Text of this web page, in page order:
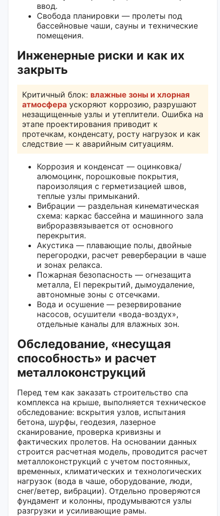
ввод.
Свобода планировки — пролеты под
бассейновые чаши, сауны и технические
помещения.
Инженерные риски и как их
закрыть
Критичный блок: влажные зоны и хлорная
атмосфера ускоряют коррозию, разрушают
незащищенные узлы и утеплители. Ошибка на
этапе проектирования приводит к
протечкам, конденсату, росту нагрузок и как
следствие — к аварийным ситуациям.
Коррозия и конденсат — оцинковка/
алюмоцинк, порошковые покрытия,
пароизоляция с герметизацией швов,
теплые узлы примыканий.
Вибрации — раздельная кинематическая
схема: каркас бассейна и машинного зала
виброразвязывается от основного
перекрытия.
Акустика — плавающие полы, двойные
перегородки, расчет реверберации в чаше
и зонах релакса.
Пожарная безопасность — огнезащита
металла, EI перекрытий, дымоудаление,
автономные зоны с отсечками.
Вода и осушение — резервирование
насосов, осушители «вода-воздух»,
отдельные каналы для влажных зон.
Обследование, «несущая
способность» и расчет
металлоконструкций
Перед тем как заказать строительство спа
комплекса на крыше, выполняется техническое
обследование: вскрытия узлов, испытания
бетона, шурфы, геодезия, лазерное
сканирование, проверка кривизны и
фактических пролетов. На основании данных
строится расчетная модель, проводится расчет
металлоконструкций с учетом постоянных,
временных, климатических и технологических
нагрузок (вода в чаше, оборудование, люди,
снег/ветер, вибрации). Отдельно проверяются
фундамент и колонны, продумываются узлы
разгрузки и усиливающие рамы.